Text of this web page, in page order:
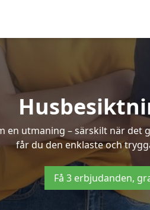
en utmaning – särskilt när
får du den enklaste och
Få 3 erbjudanden,